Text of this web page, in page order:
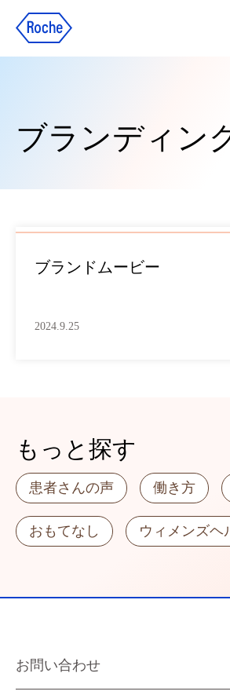
ブランディン
ブランドムービー
2024.9.25
もっと探す
患者さんの声 働き方
おもてなし ウィメンズヘ
お問い合わせ